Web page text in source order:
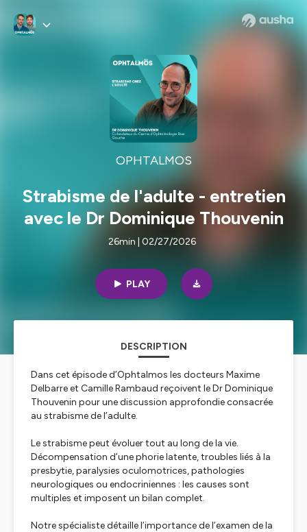
OPHTALMOS
Strabisme de l'adulte - entretien
avec le Dr Dominique Thouvenin
26min | 02/27/2026
PLAY
DESCRIPTION
Dans cet épisode d’Ophtalmos les docteurs Maxime
Delbarre et Camille Rambaud reçoivent le Dr Dominique
Thouvenin pour une discussion approfondie consacrée
au strabisme de l’adulte.
Le strabisme peut évoluer tout au long de la vie.
Décompensation d’une phorie latente, troubles liés à la
presbytie, paralysies oculomotrices, pathologies
neurologiques ou endocriniennes : les causes sont
multiples et imposent un bilan complet.
Notre spécialiste détaille l’importance de l’examen de la